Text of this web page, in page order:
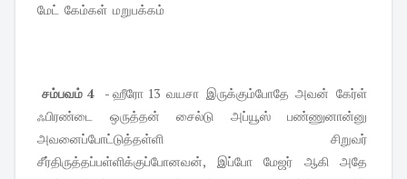
மேட் கேம்கள் மறுபக்கம்
சம்பவம் 4
- ஹீரோ 13 வயசா இருக்கும்போதே அவன் கேர்ள்
ஃபிரண்டை ஒருத்தன் சைல்டு அப்யூஸ் பண்ணுனான்னு
அவனைப்போட்டுத்தள்ளி சிறுவர்
சீர்திருத்தப்பள்ளிக்குப்போனவன், இப்போ மேஜர் ஆகி அதே